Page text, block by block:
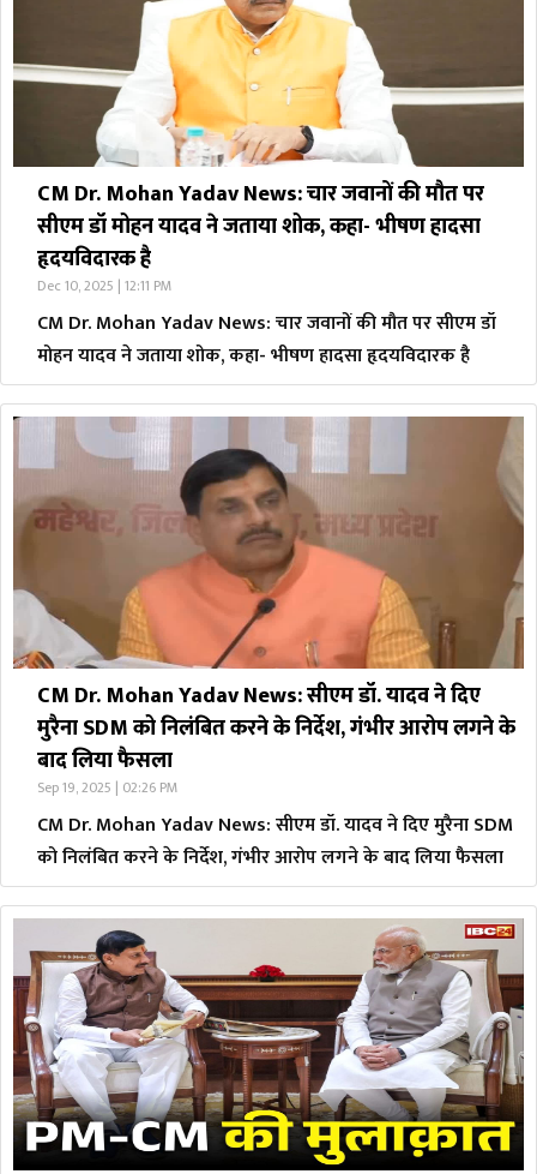
CM Dr. Mohan Yadav News: चार जवानों की मौत पर
सीएम डॉ मोहन यादव ने जताया शोक, कहा- भीषण हादसा
हृदयविदारक है
Dec 10, 2025 | 12:11 PM
CM Dr. Mohan Yadav News: चार जवानों की मौत पर सीएम डॉ
मोहन यादव ने जताया शोक, कहा- भीषण हादसा हृदयविदारक है
CM Dr. Mohan Yadav News: सीएम डॉ. यादव ने दिए
मुरैना SDM को निलंबित करने के निर्देश, गंभीर आरोप लगने के
बाद लिया फैसला
Sep 19, 2025 | 02:26 PM
CM Dr. Mohan Yadav News: सीएम डॉ. यादव ने दिए मुरैना SDM
को निलंबित करने के निर्देश, गंभीर आरोप लगने के बाद लिया फैसला